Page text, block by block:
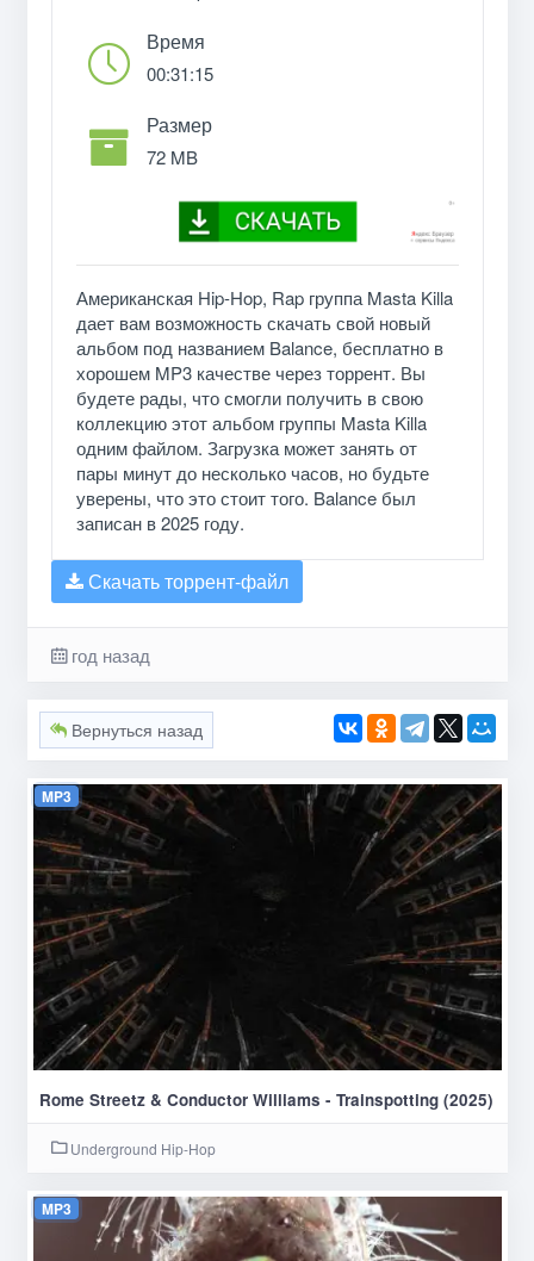
Время
00:31:15
Размер
72 MB
Американская Hip-Hop, Rap группа Masta Killa
дает вам возможность скачать свой новый
альбом под названием Balance, бесплатно в
хорошем MP3 качестве через торрент. Вы
будете рады, что смогли получить в свою
коллекцию этот альбом группы Masta Killa
одним файлом. Загрузка может занять от
пары минут до несколько часов, но будьте
уверены, что это стоит того. Balance был
записан в 2025 году.
Скачать торрент-файл
год назад
Вернуться назад
MP3
Rome Streetz & Conductor Williams - Trainspotting (2025)
Underground Hip-Hop
MP3